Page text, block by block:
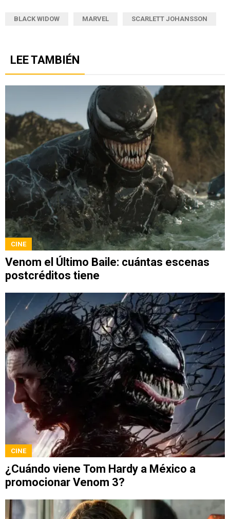
BLACK WIDOW MARVEL SCARLETT JOHANSSON
LEE TAMBIÉN
CINE
Venom el Último Baile: cuántas escenas
postcréditos tiene
CINE
¿Cuándo viene Tom Hardy a México a
promocionar Venom 3?